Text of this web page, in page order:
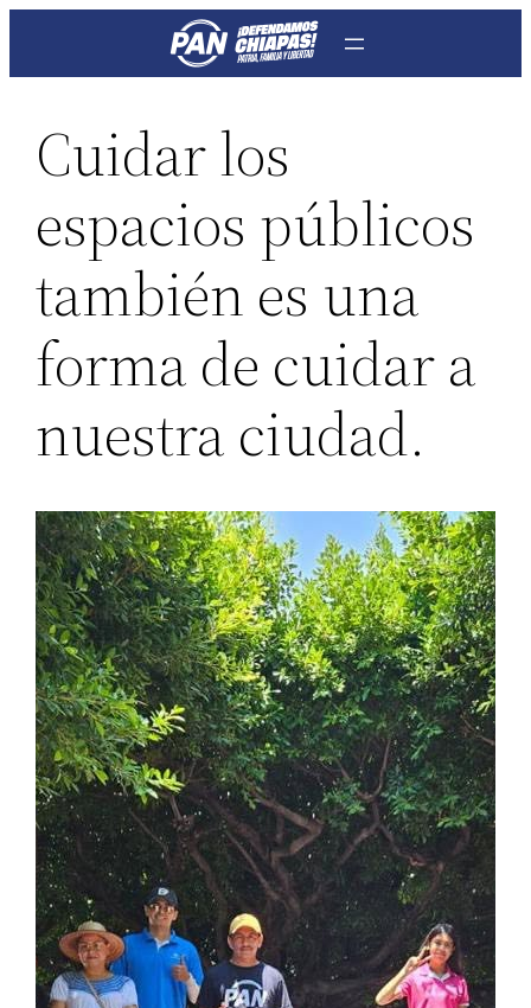
Cuidar los
espacios públicos
también es una
forma de cuidar a
nuestra ciudad.